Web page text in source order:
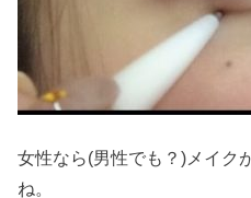
女性なら(男性でも？)メイク
ね。